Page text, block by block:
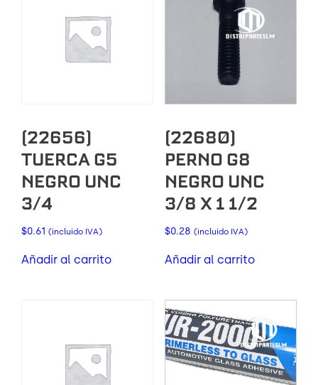
(22656)
TUERCA G5
NEGRO UNC
3/4
$0.61 (incluido IVA)
Añadir al carrito
(22680)
PERNO G8
NEGRO UNC
3/8 X 1 1/2
$0.28 (incluido IVA)
Añadir al carrito